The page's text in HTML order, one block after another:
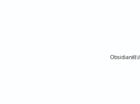
Obsidian样